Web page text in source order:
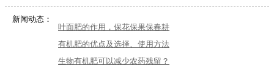
新闻动态：
叶面肥的作用，保花保果保春耕
有机肥的优点及选择、使用方法
生物有机肥可以减少农药残留？